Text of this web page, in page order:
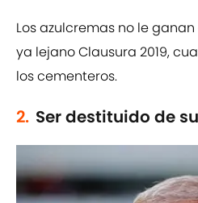
Los azulcremas no le
ya lejano Clausura 2019,
los cementeros.
2. Ser destituido de